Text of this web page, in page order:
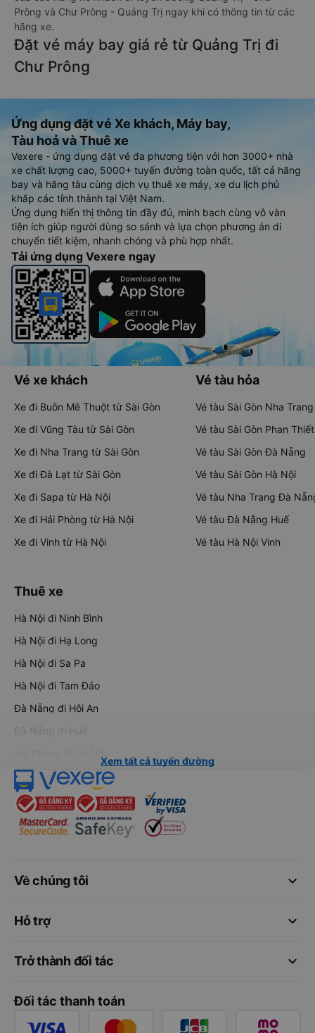
Prông và Chư Prông - Quảng Trị ngay khi có thông tin từ các
hãng xe.
Đặt vé máy bay giá rẻ từ Quảng Trị đi
Chư Prông
Ứng dụng đặt vé Xe khách, Máy bay,
Tàu hoả và Thuê xe
Vexere - ứng dụng đặt vé đa phương tiện với hơn 3000+ nhà
xe chất lượng cao, 5000+ tuyến đường toàn quốc, tất cả hãng
bay và hãng tàu cùng dịch vụ thuê xe máy, xe du lịch phủ
khắp các tỉnh thành tại Việt Nam.
Ứng dụng hiển thị thông tin đầy đủ, minh bạch cùng vô vàn
tiện ích giúp người dùng so sánh và lựa chọn phương án di
chuyển tiết kiệm, nhanh chóng và phù hợp nhất.
Tải ứng dụng Vexere ngay
Vé xe khách
Xe đi Buôn Mê Thuột từ Sài Gòn
Xe đi Vũng Tàu từ Sài Gòn
Xe đi Nha Trang từ Sài Gòn
Xe đi Đà Lạt từ Sài Gòn
Xe đi Sapa từ Hà Nội
Xe đi Hải Phòng từ Hà Nội
Xe đi Vinh từ Hà Nội
Vé tàu hỏa
Vé tàu Sài Gòn Nha Trang
Vé tàu Sài Gòn Phan Thiết
Vé tàu Sài Gòn Đà Nẵng
Vé tàu Sài Gòn Hà Nội
Vé tàu Nha Trang Đà
Vé tàu Đà Nẵng Huế
Vé tàu Hà Nội Vinh
Thuê xe
Hà Nội đi Ninh Bình
Hà Nội đi Hạ Long
Hà Nội đi Sa Pa
Hà Nội đi Tam Đảo
Đà Nẵng đi Hội An
Đà Nẵng đi Huế
Xem tất cả tuyến đường
keyboard_arrow_down
Về chúng tôi
keyboard_arrow_down
Hỗ trợ
keyboard_arrow_down
Trở thành đối tác
Đối tác thanh toán